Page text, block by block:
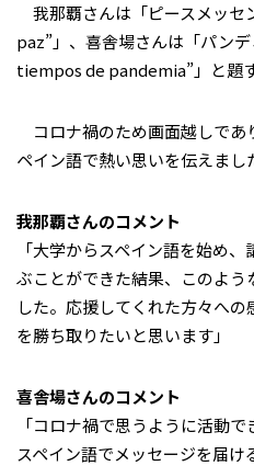
我那覇さんは「ピースメッセ
paz”」、喜舎場さんは「パン
tiempos de pandemia”」と題
コロナ禍のため画面越しであ
ペイン語で熱い思いを伝えまし
我那覇さんのコメント
「大学からスペイン語を始め
ぶことができた結果、このよ
した。応援してくれた方々へ
を勝ち取りたいと思います」
喜舎場さんのコメント
「コロナ禍で思うように活動で
スペイン語でメッセージを届け